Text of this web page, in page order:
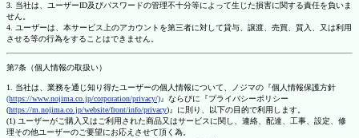
3. 当社は、ユーザーID及びパスワードの管理不十分等によって生じた損害に関する責任を負いま
せん。
4. ユーザーは、本サービス上のアカウントを第三者に対して貸与、譲渡、売買、質入、又は利用
させる等の行為をすることはできません。
第7条（個人情報の取扱い）
1. 当社は、業務を通じ知り得たユーザーの個人情報について、ノジマの『個人情報保護方針
(https://www.nojima.co.jp/corporation/privacy/)』ならびに『プライバシーポリシー
(https://m.nojima.co.jp/website/front/info/privacy)』に則り、以下の目的で利用します。
(1) ユーザーがご購入又はご利用された商品又はサービスに関し、連絡、配達、工事、設定、修
理その他ユーザーのご要望にお応えさせて頂く為。